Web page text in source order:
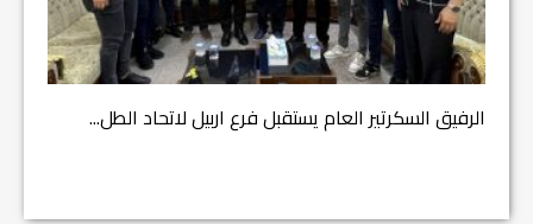
الرفيق السكرتير العام يستقبل فرع اربيل لاتحاد الطل...